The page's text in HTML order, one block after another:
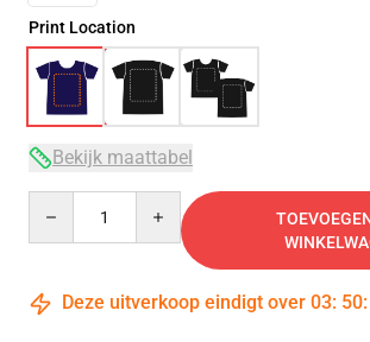
Print Location
Bekijk maattabel
Deze uitverkoop eindigt over 03: 50: